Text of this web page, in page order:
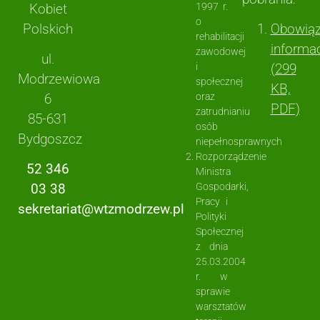
Kobiet
Polskich
ul.
Modrzewiowa
6
85-631
Bydgoszcz
52 346
03 38
sekretariat@wtzmodrzew.pl
1997 r.
o
rehabilitacji
zawodowej
i
społecznej
oraz
zatrudnianiu
osób
niepełnosprawnych
Rozporządzenie
Ministra
Gospodarki,
Pracy i
Polityki
Społecznej
z dnia
25.03.2004
r. w
sprawie
warsztatów
(299
KB,
PDF)